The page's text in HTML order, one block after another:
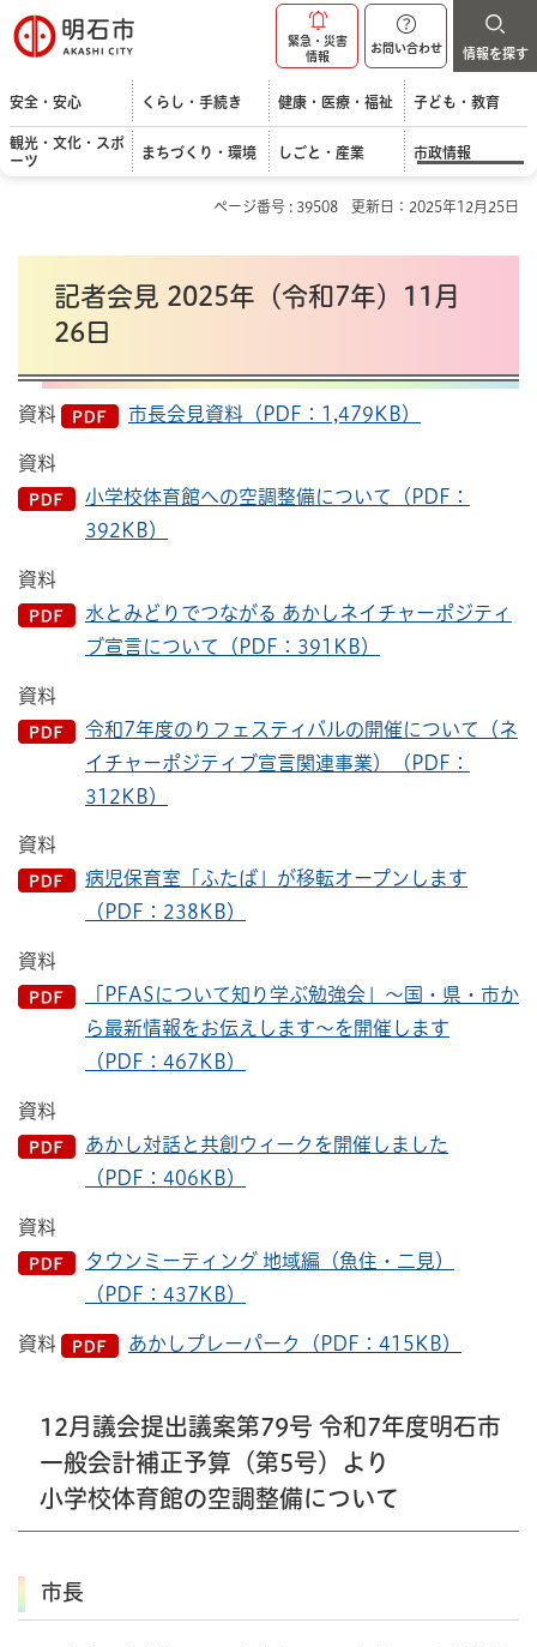
明石市
緊急・災害
情報
お問い合わせ 情報を探す
安全・安心 くらし・手続き 健康・医療・福祉 子ども・教育
観光・文化・スポ
ーツ
まちづくり・環境 しごと・産業 市政情報
ページ番号 : 39508 更新日：2025年12月25日
記者会見 2025年（令和7年）11月
26日
資料 市長会見資料（PDF：1,479KB）
資料
小学校体育館への空調整備について（PDF：
392KB）
資料
水とみどりでつながる あかしネイチャーポジティ
ブ宣言について（PDF：391KB）
資料
令和7年度のりフェスティバルの開催について（ネ
イチャーポジティブ宣言関連事業）（PDF：
312KB）
資料
病児保育室「ふたば」が移転オープンします
（PDF：238KB）
資料
「PFASについて知り学ぶ勉強会」～国・県・市か
ら最新情報をお伝えします～を開催します
（PDF：467KB）
資料
あかし対話と共創ウィークを開催しました
（PDF：406KB）
資料
タウンミーティング 地域編（魚住・二見）
（PDF：437KB）
資料 あかしプレーパーク（PDF：415KB）
12月議会提出議案第79号 令和7年度明石市
一般会計補正予算（第5号）より
小学校体育館の空調整備について
市長